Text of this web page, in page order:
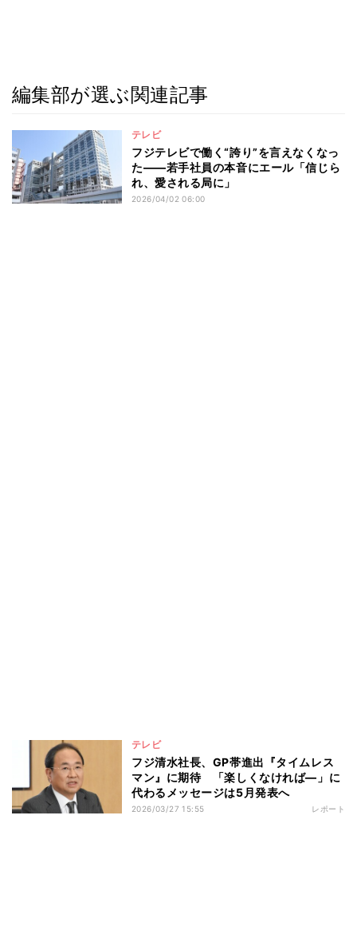
編集部が選ぶ関連記事
テレビ
フジテレビで働く“誇り”を言えなくなっ
た――若手社員の本音にエール「信じら
れ、愛される局に」
2026/04/02 06:00
テレビ
フジ清水社長、GP帯進出『タイムレス
マン』に期待 「楽しくなければ―」に
代わるメッセージは5月発表へ
2026/03/27 15:55 レポート